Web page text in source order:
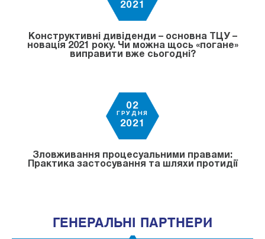
2021
Конструктивні дивіденди – основна ТЦУ –
новація 2021 року. Чи можна щось «погане»
виправити вже сьогодні?
02
ГРУДНЯ
2021
Зловживання процесуальними правами:
Практика застосування та шляхи протидії
ГЕНЕРАЛЬНІ ПАРТНЕРИ